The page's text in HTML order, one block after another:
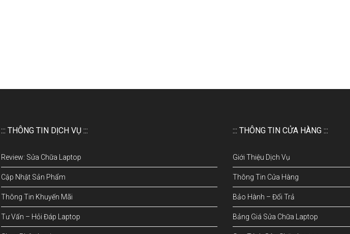
::: THÔNG TIN DỊCH VỤ :::
Review: Sửa Chữa Laptop
Cập Nhật Sản Phẩm
Thông Tin Khuyến Mãi
Tư Vấn – Hỏi Đáp Laptop
::: THÔNG TIN CỬA HÀNG :::
Giới Thiệu Dịch Vụ
Thông Tin Cửa Hàng
Bảo Hành – Đổi Trả
Bảng Giá Sửa Chữa Laptop